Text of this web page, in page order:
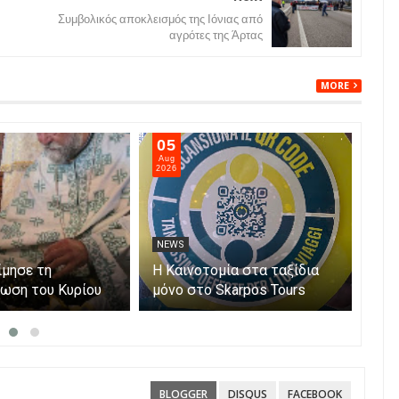
Συμβολικός αποκλεισμός της Ιόνιας από
αγρότες της Άρτας
MORE
τη
του Κυρίου
05
Aug
2026
NEWS
Η Καινοτομία στα ταξίδια
μόνο στο Skarpos Tours
Parga
BLOGGER DISQUS FACEBOOK